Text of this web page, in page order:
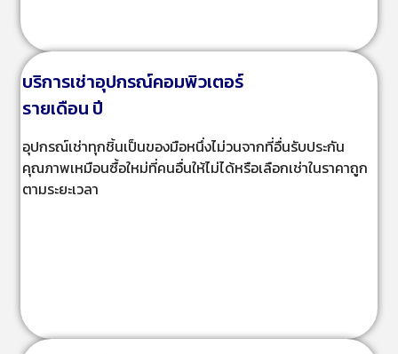
บริการเช่าอุปกรณ์คอมพิวเตอร์
รายเดือน ปี
อุปกรณ์เช่าทุกชิ้นเป็นของมือหนึ่งไม่วนจากที่อื่นรับประกัน
คุณภาพเหมือนซื้อใหม่ที่คนอื่นให้ไม่ได้หรือเลือกเช่าในราคาถูก
ตามระยะเวลา